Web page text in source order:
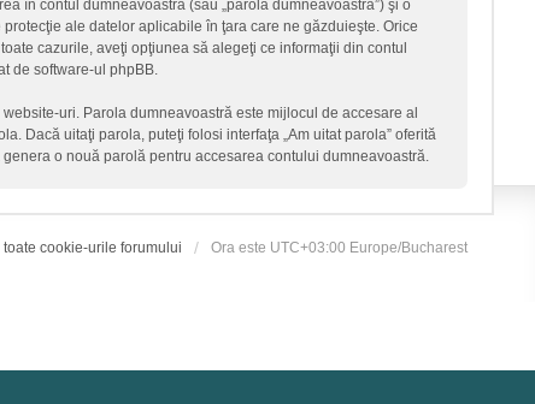
în contul dumneavoastră (sau „parola dumneavoastră”) şi o
ale datelor aplicabile în ţara care ne găzduieşte. Orice
cazurile, aveţi opţiunea să alegeţi ce informaţii din contul
de software-ul phpBB.
uri. Parola dumneavoastră este mijlocul de accesare al
Dacă uitaţi parola, puteţi folosi interfaţa „Am uitat parola” oferită
o nouă parolă pentru accesarea contului dumneavoastră.
toate cookie-urile forumului Ora este UTC+03:00 Europe/Bucharest